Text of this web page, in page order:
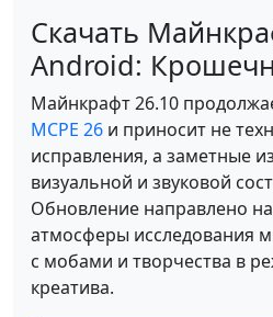
Скачать
Android:
Майнкрафт 26.10
MCPE 26 и приносит не
исправления, а заметные
визуальной и звуковой
Обновление направлено
атмосферы исследования
с мобами и творчества в
креатива.